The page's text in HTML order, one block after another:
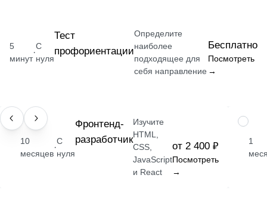
5
минут
·
С
нуля
Тест
профориентации
Определите
наиболее
подходящее для
себя направление
Бесплатно
Посмотреть
→
ПРОФЕССИЯ
10
месяцев
·
С
нуля
Фронтенд-
разработчик
Изучите
HTML,
CSS,
JavaScript
и React
от 2 400 ₽
Посмотреть
→
НАВЫК
1